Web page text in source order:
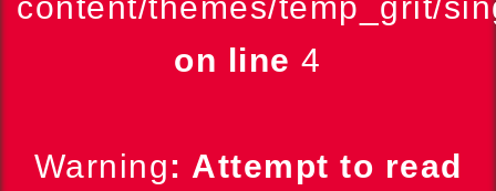
content/themes/temp_grit/
on line4
Warning: Attempt to read